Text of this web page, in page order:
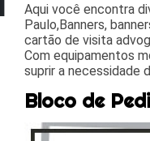
Aqui você encontra
Paulo,Banners,
cartão de visita
Com equipamentos
suprir a necessidade
Bloco de